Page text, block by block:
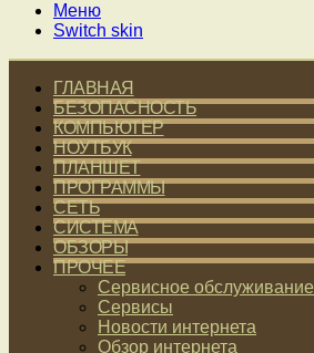
Меню
Switch skin
ГЛАВНАЯ
БЕЗОПАСНОСТЬ
КОМПЬЮТЕР
НОУТБУК
ПЛАНШЕТ
ПРОГРАММЫ
СЕТЬ
СИСТЕМА
ОБЗОРЫ
ПРОЧЕЕ
Сервисное обслуживание
Сервисы
Новости интернета
Обзор интернета